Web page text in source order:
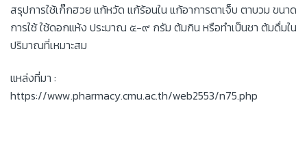
สรุปการใช้เก๊กฮวย แก้หวัด แก้ร้อนใน แก้อาการตาเจ็บ ตาบวม ขนาด
การใช้ ใช้ดอกแห้ง ประมาณ ๕-๙ กรัม ต้มกิน หรือทำเป็นชา ต้มดื่มใน
ปริมาณที่เหมาะสม
แหล่งที่มา :
https://www.pharmacy.cmu.ac.th/web2553/n75.php